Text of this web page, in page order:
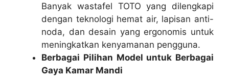
Banyak wastafel TOTO yang dilengkapi
dengan teknologi hemat air, lapisan anti-
noda, dan desain yang ergonomis untuk
meningkatkan kenyamanan pengguna.
Berbagai Pilihan Model untuk Berbagai
Gaya Kamar Mandi